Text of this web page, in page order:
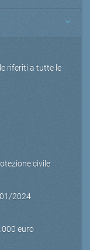
riferiti a tutte le
civile
2024
euro